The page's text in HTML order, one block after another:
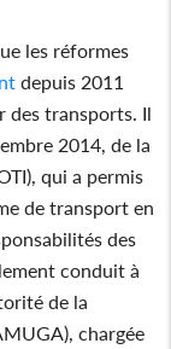
les réformes
depuis 2011
des transports. Il
2014, de la
qui a permis
de transport en
des
conduit à
de la
chargée